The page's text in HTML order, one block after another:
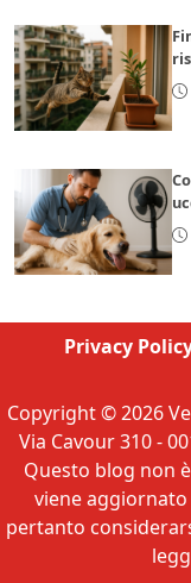
Privacy
Copyright © 2026
Via Cavour 310 -
Questo blog non
viene
pertanto